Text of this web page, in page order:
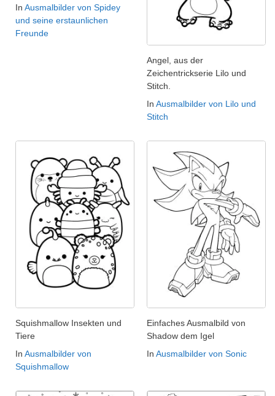
In Ausmalbilder von Spidey
und seine erstaunlichen
Freunde
Angel, aus der
Zeichentrickserie Lilo und
Stitch.
In Ausmalbilder von Lilo und
Stitch
Squishmallow Insekten und
Tiere
In Ausmalbilder von
Squishmallow
Einfaches Ausmalbild von
Shadow dem Igel
In Ausmalbilder von Sonic